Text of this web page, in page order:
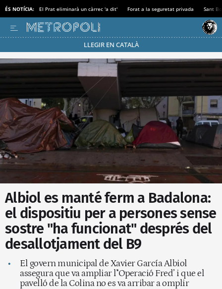
ÉS NOTÍCIA: El Prat eliminarà un càrrec 'a dit' Forat a la seguretat privada Sant
LLEGIR EN CATALÀ
Passa’t al mode estalvi
Albiol es manté ferm a Badalona:
el dispositiu per a persones sense
sostre "ha funcionat" després del
desallotjament del B9
El govern municipal de Xavier García Albiol
assegura que va ampliar l'‘Operació Fred’ i que el
pavelló de la Colina no es va arribar a omplir